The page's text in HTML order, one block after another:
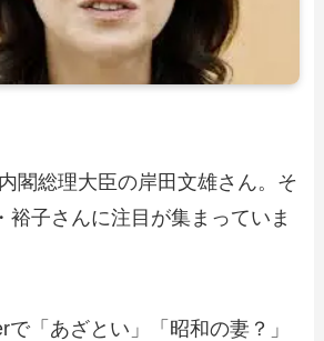
閣総理大臣の岸田文雄さん。そ
裕子さんに注目が集まっていま
で「あざとい」「昭和の妻？」